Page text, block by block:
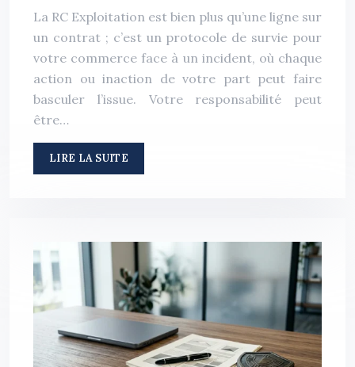
La RC Exploitation est bien plus qu’une ligne sur
un contrat ; c’est un protocole de survie pour
votre commerce face à un incident, où chaque
action ou inaction de votre part peut faire
basculer l’issue. Votre responsabilité peut
être…
LIRE LA SUITE